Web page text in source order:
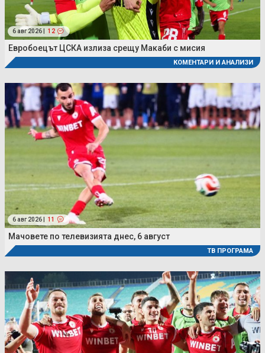
6 авг 2026 | 12
Евробоецът ЦСКА излиза срещу Макаби с мисия
КОМЕНТАРИ И АНАЛИЗИ
6 авг 2026 | 11
Мачовете по телевизията днес, 6 август
ТВ ПРОГРАМА